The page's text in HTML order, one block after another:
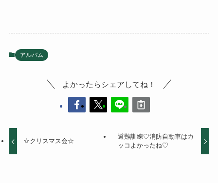
アルバム
よかったらシェアしてね！
☆クリスマス会☆
避難訓練♡消防自動車はカ
ッコよかったね♡